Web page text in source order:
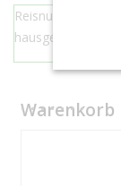
Reisnudeln mit
hausgemachter
Warenkorb